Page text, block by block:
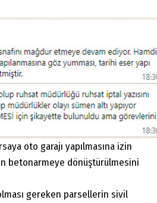
oto garajı yapılmasına izin
betonarmeye dönüştürülmesini
gereken parsellerin sivil